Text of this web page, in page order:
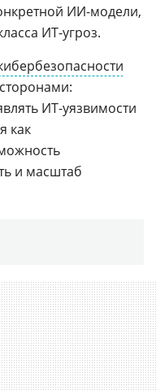
ИИ-модели,
ИТ-угроз.
ИТ-уязвимости
как
и масштаб